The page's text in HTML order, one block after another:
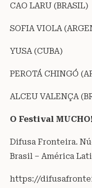
CAO LARU (BRASIL)
SOFIA VIOLA
YUSA (CUBA)
PEROTÁ CHINGÓ
ALCEU VALENÇA
O Festival
Difusa Fronteira.
Brasil – América
https://